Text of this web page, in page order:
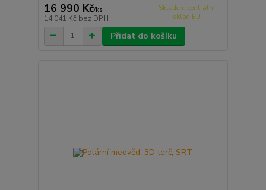
16 990 Kč/ks
14 041 Kč bez DPH
Skladem centrální
sklad EU
Přidat do košíku